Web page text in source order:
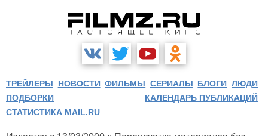
ТРЕЙЛЕРЫ НОВОСТИ ФИЛЬМЫ СЕРИАЛЫ БЛОГИ ЛЮДИ
ПОДБОРКИ
КАЛЕНДАРЬ ПУБЛИКАЦИЙ
СТАТИСТИКА MAIL.RU